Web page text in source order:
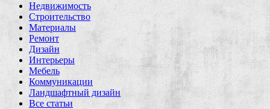
Недвижимость
Строительство
Материалы
Ремонт
Дизайн
Интерьеры
Мебель
Коммуникации
Ландшафтный дизайн
Все статьи